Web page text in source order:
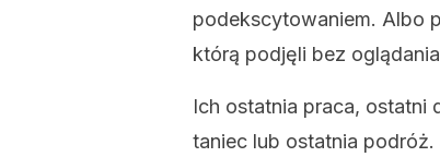
podekscytowaniem. Albo
którą podjęli bez
Ich ostatnia praca, ostatni
taniec lub ostatnia